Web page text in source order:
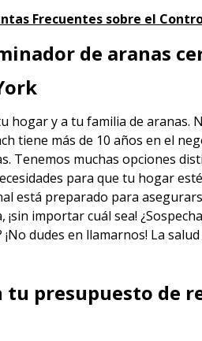
Frecuentes sobre el
de aranas
hogar y a tu familia de aranas.
tiene más de 10 años en el
Tenemos muchas opciones
para que tu hogar
está preparado para
¡sin importar cuál sea!
dudes en llamarnos! La
tu presupuesto de